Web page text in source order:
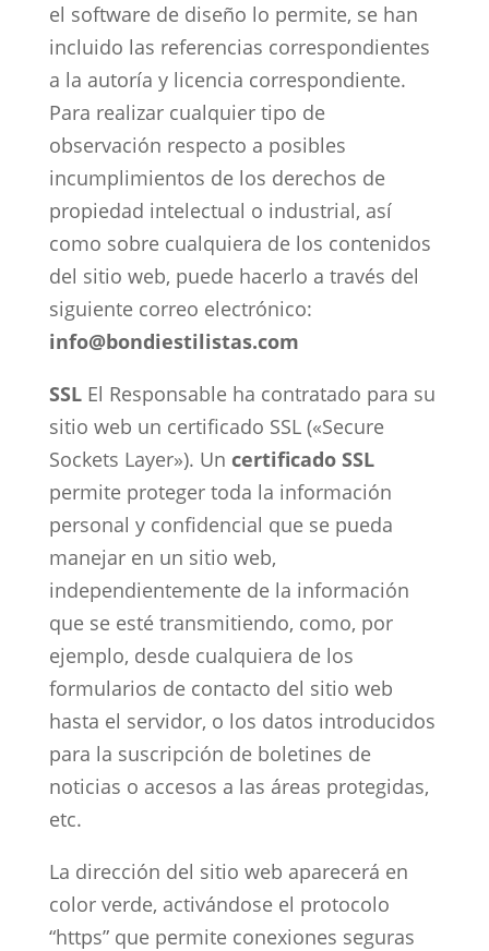
el software de diseño lo permite, se han
incluido las referencias correspondientes
a la autoría y licencia correspondiente.
Para realizar cualquier tipo de
observación respecto a posibles
incumplimientos de los derechos de
propiedad intelectual o industrial, así
como sobre cualquiera de los contenidos
del sitio web, puede hacerlo a través del
siguiente correo electrónico:
info@bondiestilistas.com
SSLEl Responsable ha contratado para su
sitio web un certificado SSL («Secure
Sockets Layer»). Un certificado SSL
permite proteger toda la información
personal y confidencial que se pueda
manejar en un sitio web,
independientemente de la información
que se esté transmitiendo, como, por
ejemplo, desde cualquiera de los
formularios de contacto del sitio web
hasta el servidor, o los datos introducidos
para la suscripción de boletines de
noticias o accesos a las áreas protegidas,
etc.
La dirección del sitio web aparecerá en
color verde, activándose el protocolo
“https” que permite conexiones seguras